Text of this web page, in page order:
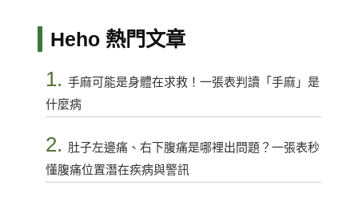
Heho 熱門文章
1. 手麻可能是身體在求救！一張表判讀「手麻」是
什麼病
2. 肚子左邊痛、右下腹痛是哪裡出問題？一張表秒
懂腹痛位置潛在疾病與警訊